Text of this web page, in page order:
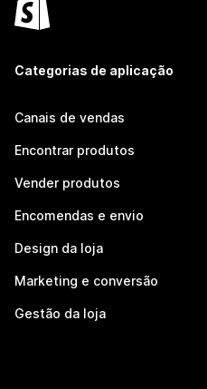
Categorias de aplicação
Canais de vendas
Encontrar produtos
Vender produtos
Encomendas e envio
Design da loja
Marketing e conversão
Gestão da loja